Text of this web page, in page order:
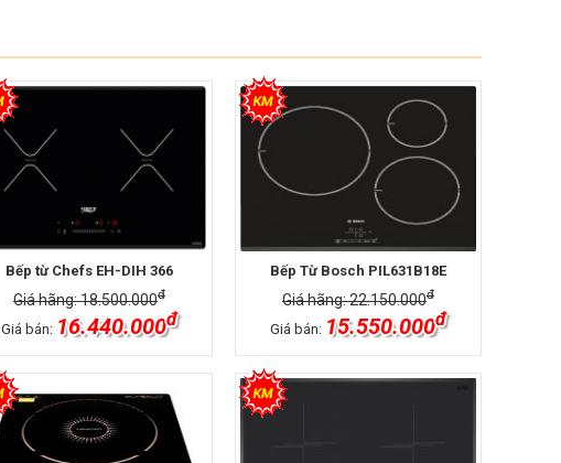
Bếp từ Chefs EH-DIH 366
Giá hãng: 18.500.000đ
Giá bán: 16.440.000đ
Bếp Từ Bosch PIL631B18E
Giá hãng: 22.150.000đ
Giá bán: 15.550.000đ